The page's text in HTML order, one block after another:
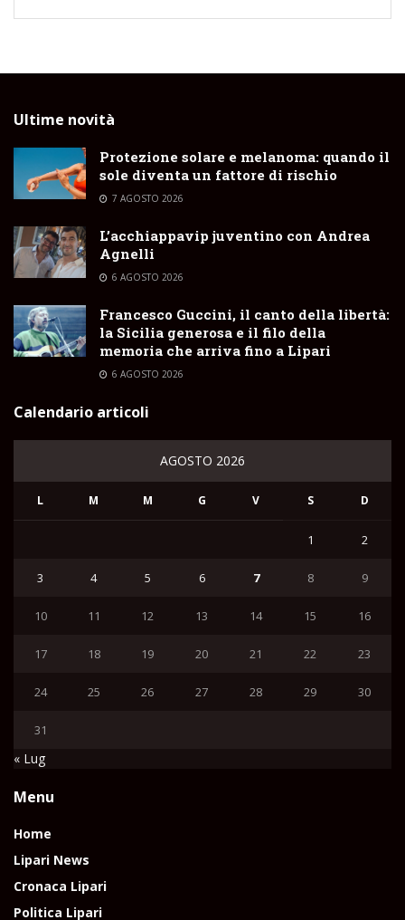
Ultime novità
Protezione solare e melanoma: quando il
sole diventa un fattore di rischio
7 AGOSTO 2026
L’acchiappavip juventino con Andrea
Agnelli
6 AGOSTO 2026
Francesco Guccini, il canto della libertà:
la Sicilia generosa e il filo della
memoria che arriva fino a Lipari
6 AGOSTO 2026
Calendario articoli
AGOSTO 2026
L M M G V S D
1 2
3 4 5 6 7 8 9
10 11 12 13 14 15 16
17 18 19 20 21 22 23
24 25 26 27 28 29 30
31
« Lug
Menu
Home
Lipari News
Cronaca Lipari
Politica Lipari